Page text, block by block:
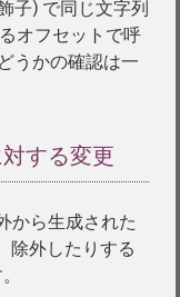
子) で同じ文字列
オフセットで呼
うかの確認は一
する変更
から生成された
除外したりする